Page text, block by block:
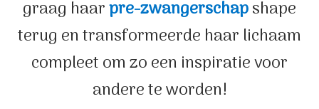
graag haarpre-zwangerschapshape
terug en transformeerde haar lichaam
compleet om zo een inspiratie voor
andere te worden!